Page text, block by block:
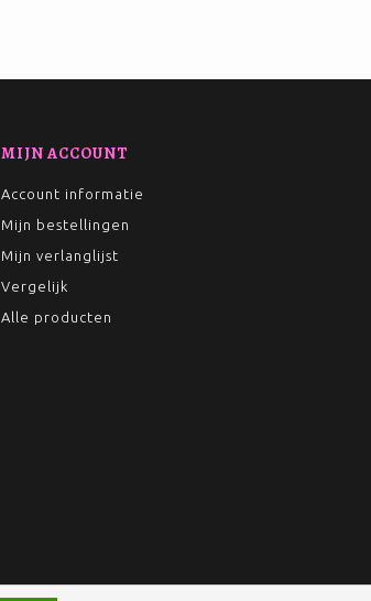
MIJN ACCOUNT
Account informatie
Mijn bestellingen
Mijn verlanglijst
Vergelijk
Alle producten